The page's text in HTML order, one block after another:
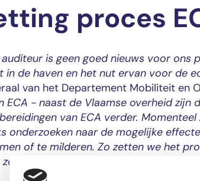
proces
is geen goed nieuws voor ons
de haven en het nut ervan voor de
van het Departement Mobiliteit en
ECA - naast de Vlaamse overheid
van ECA verder.
onderzoeken naar de mogelijke
of te milderen. Zo zetten we het
dat we al onomkeerbare